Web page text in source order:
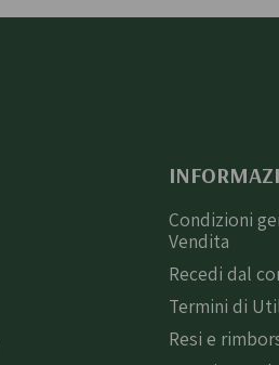
Condizioni
Vendita
Recedi dal
Termini di
Resi e